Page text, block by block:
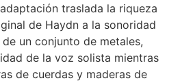
traslada la riqueza
de Haydn a la sonoridad
un conjunto de metales,
de la voz solista mientras
de cuerdas y maderas de